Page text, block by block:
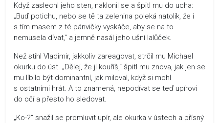
Když zaslechl jeho sten, naklonil se a špitl mu do ucha:
„Buď potichu, nebo se tě ta zelenina poleká natolik, že i
s tím masem z té pánvičky vyskáče, aby se na to
nemusela dívat,“ a jemně nasál jeho ušní lalůček.
Než stihl Vladimir, jakkoliv zareagovat, strčil mu Michael
okurku do úst. „Dělej, že ji kouříš,“ špitl mu znova, jak jen se
mu líbilo být dominantní, jak miloval, když si mohl
s ostatními hrát. A to znamená, nepodívat se teď upírovi
do očí a přesto ho sledovat.
„Ko-?“ snažil se promluvit upír, ale okurka v ústech a přísný